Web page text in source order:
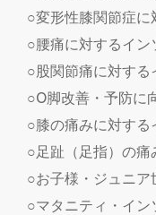
○変形性膝関節症に
○腰痛に対するイン
○股関節痛に対する
○O脚改善・予防に
○膝の痛みに対する
○足趾（足指）の痛
○お子様・ジュニア
○マタニティ・イン